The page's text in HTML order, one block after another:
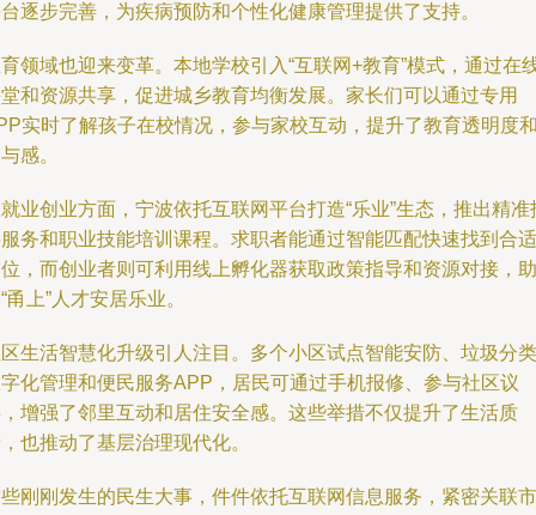
逐步完善，为疾病预防和个性化健康管理提供了支持。
领域也迎来变革。本地学校引入“互联网+教育”模式，通过在
和资源共享，促进城乡教育均衡发展。家长们可以通过专用
实时了解孩子在校情况，参与家校互动，提升了教育透明度
感。
业创业方面，宁波依托互联网平台打造“乐业”生态，推出精准
务和职业技能培训课程。求职者能通过智能匹配快速找到合适
，而创业者则可利用线上孵化器获取政策指导和资源对接，助
甬上”人才安居乐业。
生活智慧化升级引人注目。多个小区试点智能安防、垃圾分类
化管理和便民服务APP，居民可通过手机报修、参与社区议
增强了邻里互动和居住安全感。这些举措不仅提升了生活质
也推动了基层治理现代化。
刚刚发生的民生大事，件件依托互联网信息服务，紧密关联市